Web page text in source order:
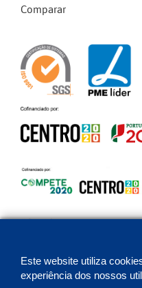
Este website utiliza
experiência dos nossos
Comparar